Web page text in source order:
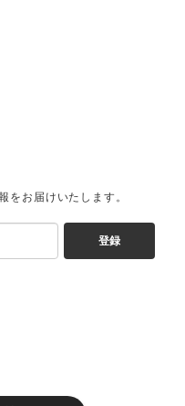
をお届けいたします。
登録